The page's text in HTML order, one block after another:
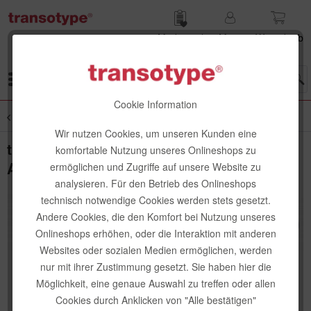
Merk­zettel
Mein
Waren­korb
Cookie Information
Wir nutzen Cookies, um unseren Kunden eine
komfortable Nutzung unseres Onlineshops zu
ermöglichen und Zugriffe auf unsere Website zu
analysieren. Für den Betrieb des Onlineshops
technisch notwendige Cookies werden stets gesetzt.
Andere Cookies, die den Komfort bei Nutzung unseres
Onlineshops erhöhen, oder die Interaktion mit anderen
Websites oder sozialen Medien ermöglichen, werden
nur mit ihrer Zustimmung gesetzt. Sie haben hier die
Möglichkeit, eine genaue Auswahl zu treffen oder allen
Cookies durch Anklicken von "Alle bestätigen"
transotype Druckknopfmesser
Aluminium, 45° Klinge